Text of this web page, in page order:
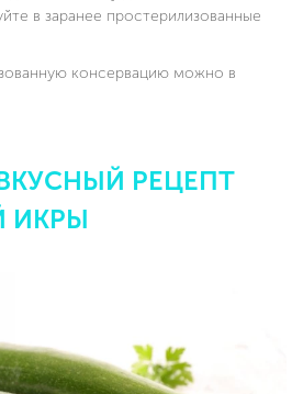
в заранее простерилизованные
консервацию можно в
РЕЦЕПТ
ИКРЫ